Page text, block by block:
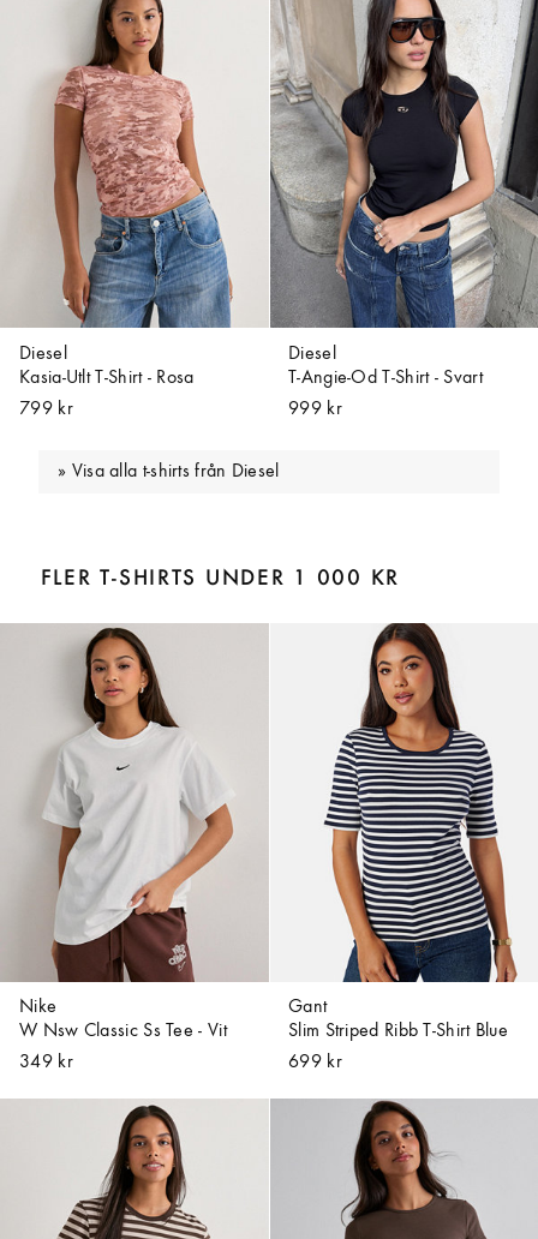
Diesel
Kasia-Utlt T-Shirt - Rosa
799 kr
Diesel
T-Angie-Od T-Shirt - Svart
999 kr
Visa alla t-shirts från Diesel
FLER T-SHIRTS UNDER 1 000 KR
Nike
W Nsw Classic Ss Tee - Vit
349 kr
Gant
Slim Striped Ribb T-Shirt Blue
699 kr